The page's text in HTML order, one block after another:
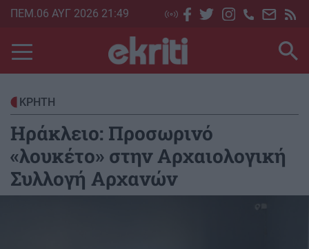
Skip
main
content
ΠΕΜ.06 ΑΥΓ 2026 21:49
ΚΡΗΤΗ
Ηράκλειο: Προσωρινό
«λουκέτο» στην Αρχαιολογική
Συλλογή Αρχανών